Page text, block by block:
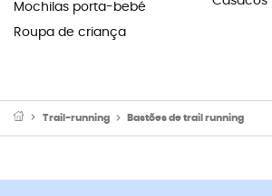
Mochilas porta-bebé
Roupa de criança
Trail-running Bastões de trail running